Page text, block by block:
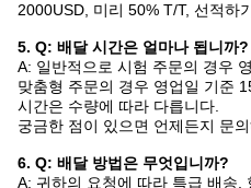
2000USD, 미리 50% T/T, 선적하
5. Q: 배달 시간은 얼마나 됩니까?
A: 일반적으로 시험 주문의 경우
맞춤형 주문의 경우 영업일 기준
시간은 수량에 따라 다릅니다.
궁금한 점이 있으면 언제든지 문의
6. Q: 배달 방법은 무엇입니까?
A: 귀하의 요청에 따라 특급 배송,